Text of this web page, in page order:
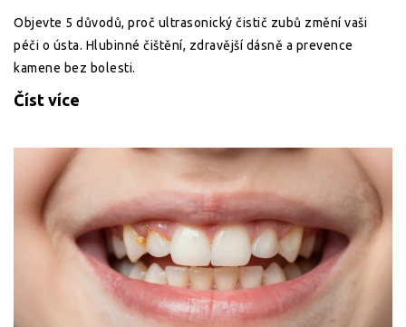
Objevte 5 důvodů, proč ultrasonický čistič zubů změní vaši
péči o ústa. Hlubinné čištění, zdravější dásně a prevence
kamene bez bolesti.
Číst více